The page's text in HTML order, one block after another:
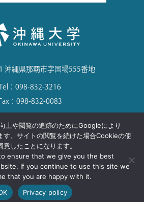
沖縄県那覇市字国場555番地
Tel：098-832-3216
Fax：098-832-0083
University. All Rights Reserved.
上や閲覧の追跡のためにGoogleにより
す。サイトの閲覧を続けた場合Cookieの使
意したことになります。
ensure that we give you the best
If you continue to use this site we
that you are happy with it.
Privacy policy